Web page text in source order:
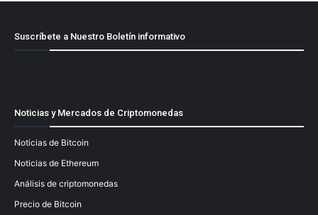
Suscríbete a Nuestro Boletín informativo
Noticias y Mercados de Criptomonedas
Noticias de Bitcoin
Noticias de Ethereum
Análisis de criptomonedas
Precio de Bitcoin